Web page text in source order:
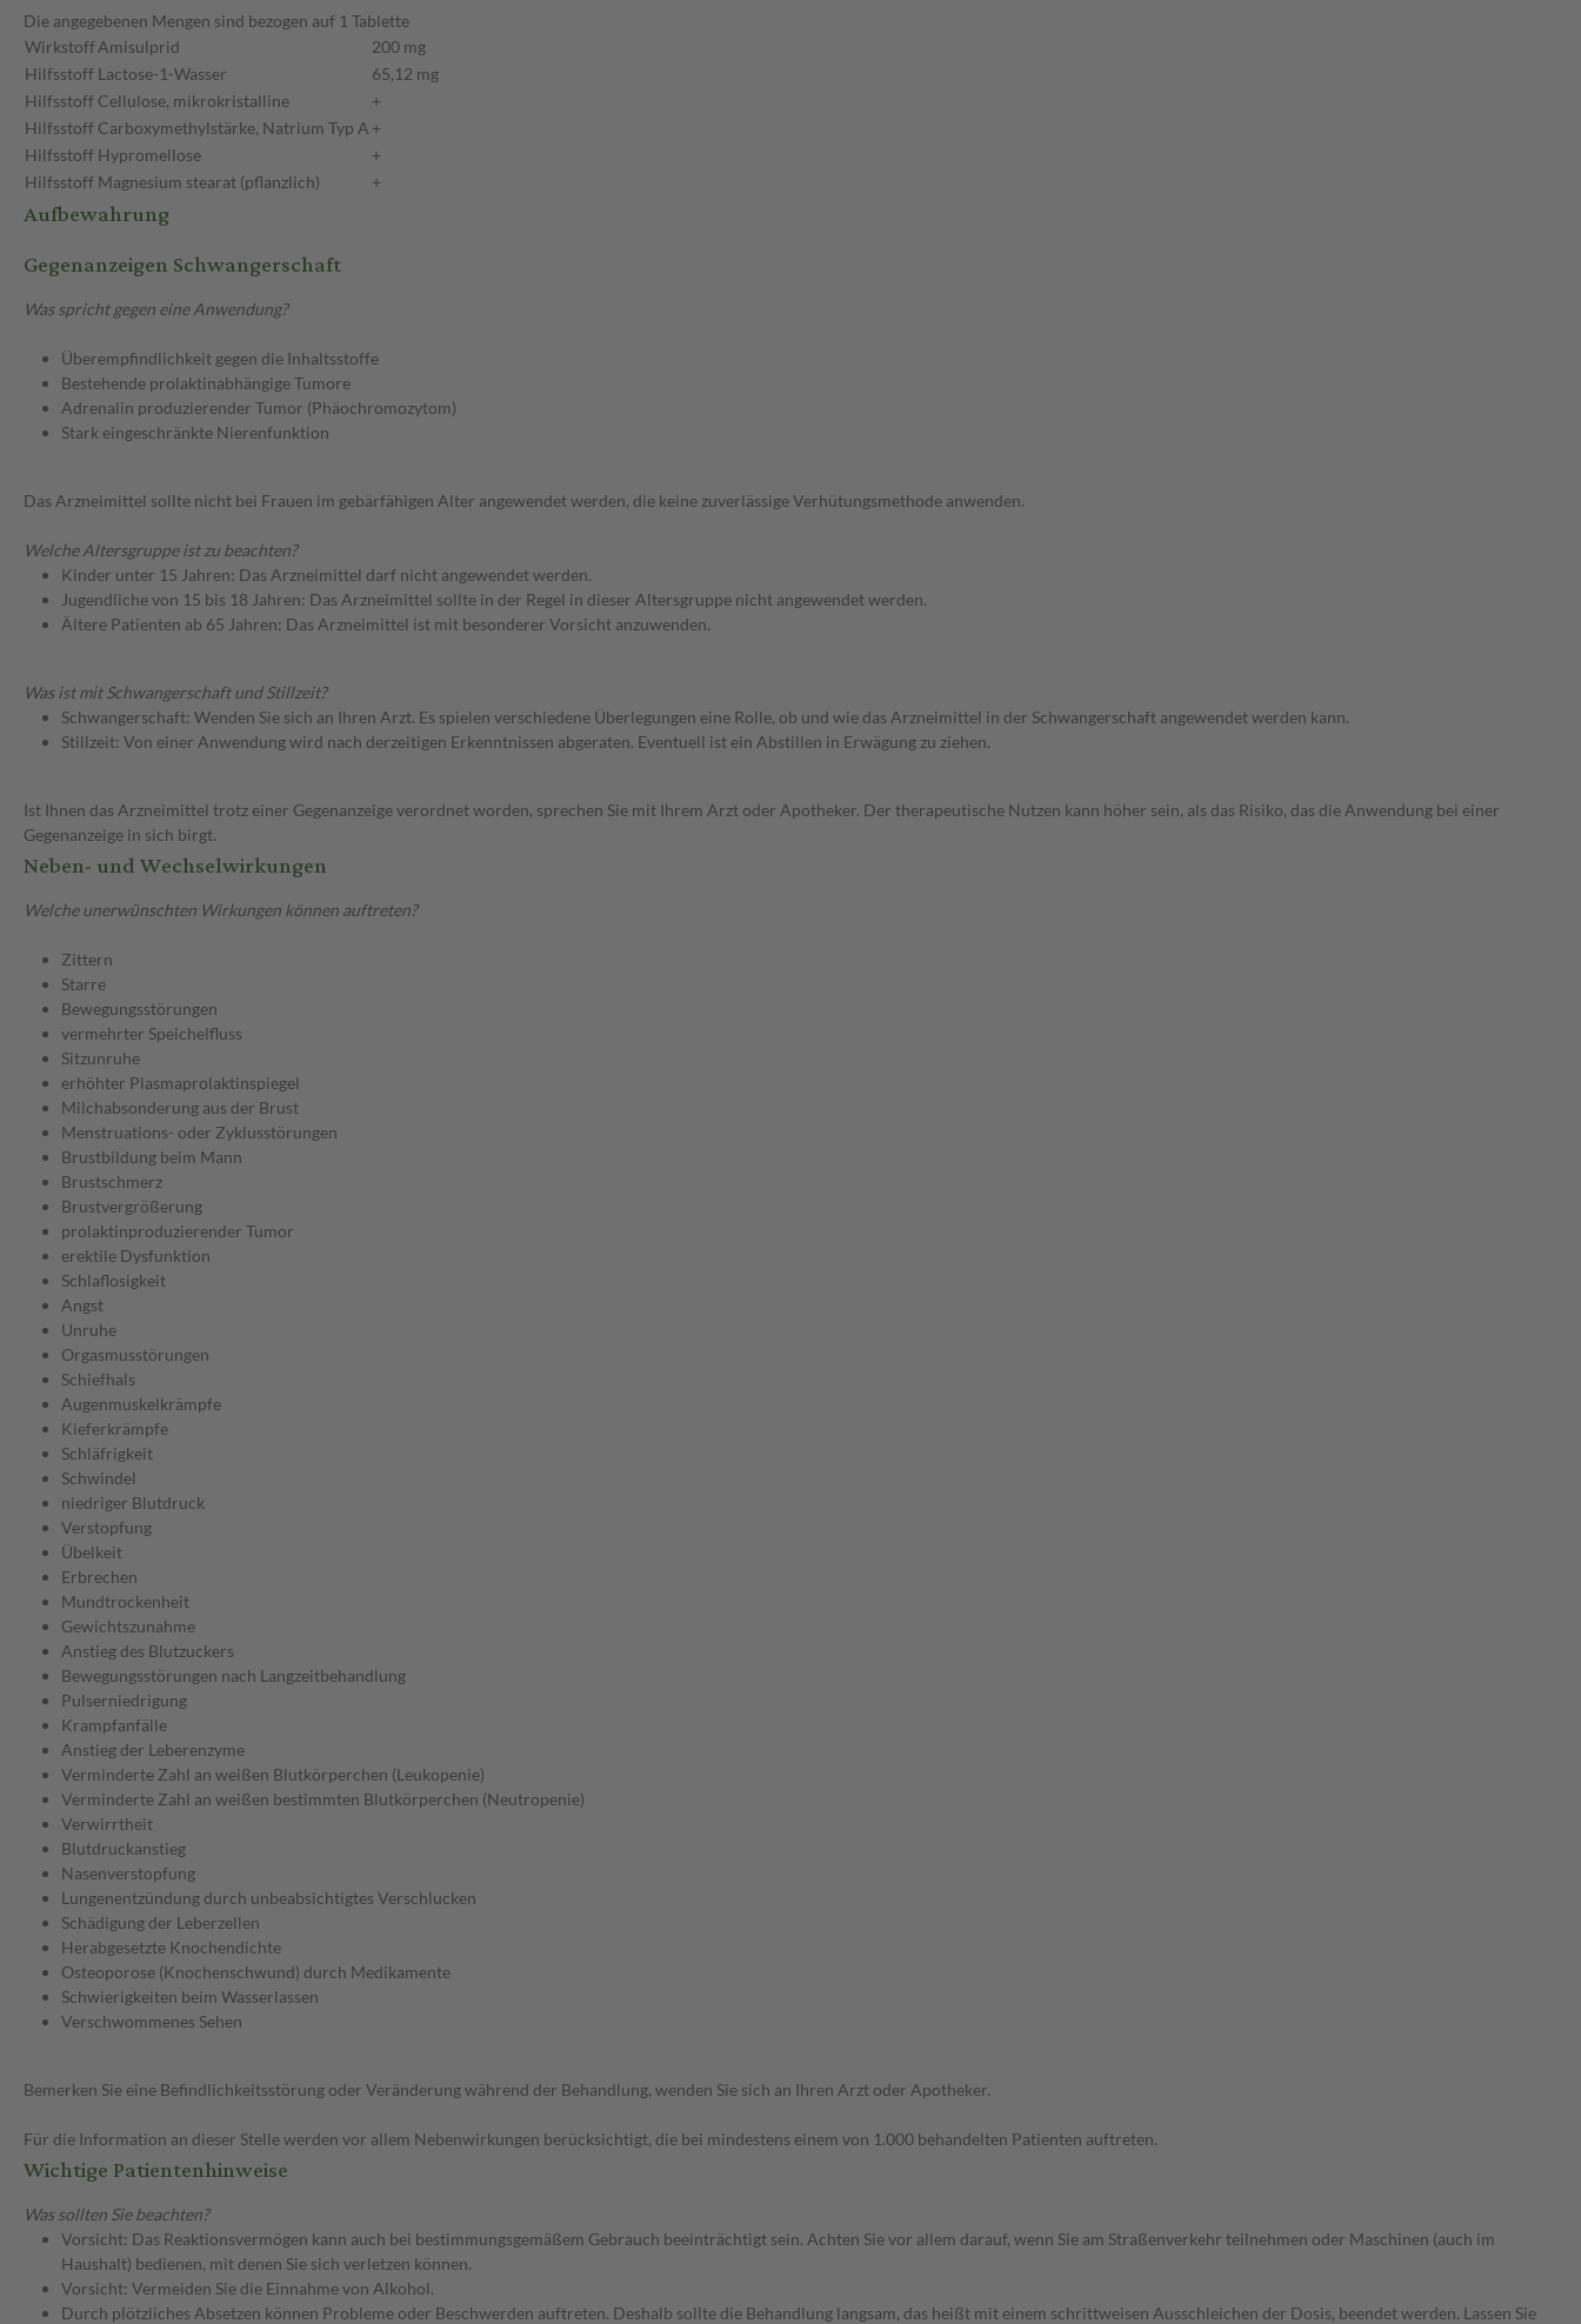
Die angegebenen Mengen sind bezogen auf 1 Tablette
WirkstoffAmisulprid
200 mg
Hilfsstoff Lactose-1-Wasser
65,12 mg
Hilfsstoff Cellulose, mikrokristalline
+
Hilfsstoff Carboxymethylstärke, Natrium Typ A +
Hilfsstoff Hypromellose
+
Hilfsstoff Magnesium stearat (pflanzlich) +
Aufbewahrung
Gegenanzeigen Schwangerschaft
Was spricht gegen eine Anwendung?
Überempfindlichkeit gegen die Inhaltsstoffe
Bestehende prolaktinabhängige Tumore
Adrenalin produzierender Tumor (Phäochromozytom)
Stark eingeschränkte Nierenfunktion
Das Arzneimittel sollte nicht bei Frauen im gebärfähigen Alter angewendet werden, die keine zuverlässige Verhütungsmethode anwenden.
Welche Altersgruppe ist zu beachten?
Kinder unter 15 Jahren: Das Arzneimittel darf nicht angewendet werden.
Jugendliche von 15 bis 18 Jahren: Das Arzneimittel sollte in der Regel in dieser Altersgruppe nicht angewendet werden.
Ältere Patienten ab 65 Jahren: Das Arzneimittel ist mit besonderer Vorsicht anzuwenden.
Was ist mit Schwangerschaft und Stillzeit?
Schwangerschaft: Wenden Sie sich an Ihren Arzt. Es spielen verschiedene Überlegungen eine Rolle, ob und wie das Arzneimittel in der Schwangerschaft angewendet werden kann.
Stillzeit: Von einer Anwendung wird nach derzeitigen Erkenntnissen abgeraten. Eventuell ist ein Abstillen in Erwägung zu ziehen.
Ist Ihnen das Arzneimittel trotz einer Gegenanzeige verordnet worden, sprechen Sie mit Ihrem Arzt oder Apotheker. Der therapeutische Nutzen kann höher sein, als das Risiko, das die Anwendung bei einer
Gegenanzeige in sich birgt.
Neben- und Wechselwirkungen
Welche unerwünschten Wirkungen können auftreten?
Zittern
Starre
Bewegungsstörungen
vermehrter Speichelfluss
Sitzunruhe
erhöhter Plasmaprolaktinspiegel
Milchabsonderung aus der Brust
Menstruations- oder Zyklusstörungen
Brustbildung beim Mann
Brustschmerz
Brustvergrößerung
prolaktinproduzierender Tumor
erektile Dysfunktion
Schlaflosigkeit
Angst
Unruhe
Orgasmusstörungen
Schiefhals
Augenmuskelkrämpfe
Kieferkrämpfe
Schläfrigkeit
Schwindel
niedriger Blutdruck
Verstopfung
Übelkeit
Erbrechen
Mundtrockenheit
Gewichtszunahme
Anstieg des Blutzuckers
Bewegungsstörungen nach Langzeitbehandlung
Pulserniedrigung
Krampfanfälle
Anstieg der Leberenzyme
Verminderte Zahl an weißen Blutkörperchen (Leukopenie)
Verminderte Zahl an weißen bestimmten Blutkörperchen (Neutropenie)
Verwirrtheit
Blutdruckanstieg
Nasenverstopfung
Lungenentzündung durch unbeabsichtigtes Verschlucken
Schädigung der Leberzellen
Herabgesetzte Knochendichte
Osteoporose (Knochenschwund) durch Medikamente
Schwierigkeiten beim Wasserlassen
Verschwommenes Sehen
Bemerken Sie eine Befindlichkeitsstörung oder Veränderung während der Behandlung, wenden Sie sich an Ihren Arzt oder Apotheker.
Für die Information an dieser Stelle werden vor allem Nebenwirkungen berücksichtigt, die bei mindestens einem von 1.000 behandelten Patienten auftreten.
Wichtige Patientenhinweise
Was sollten Sie beachten?
Vorsicht: Das Reaktionsvermögen kann auch bei bestimmungsgemäßem Gebrauch beeinträchtigt sein. Achten Sie vor allem darauf, wenn Sie am Straßenverkehr teilnehmen oder Maschinen (auch im
Haushalt) bedienen, mit denen Sie sich verletzen können.
Vorsicht: Vermeiden Sie die Einnahme von Alkohol.
Durch plötzliches Absetzen können Probleme oder Beschwerden auftreten. Deshalb sollte die Behandlung langsam, das heißt mit einem schrittweisen Ausschleichen der Dosis, beendet werden. Lassen Sie